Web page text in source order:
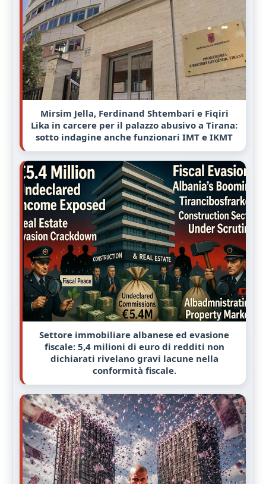
Mirsim Jella, Ferdinand Shtembari e Fiqiri
Lika in carcere per il palazzo abusivo a Tirana:
sotto indagine anche funzionari IMT e IKMT
Settore immobiliare albanese ed evasione
fiscale: 5,4 milioni di euro di redditi non
dichiarati rivelano gravi lacune nella
conformità fiscale.